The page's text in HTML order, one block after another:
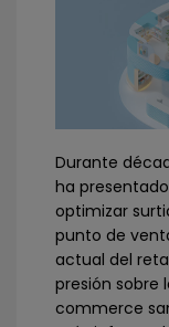
Durante
ha
optimizar
punto de
actual del
presión sobre
commerce